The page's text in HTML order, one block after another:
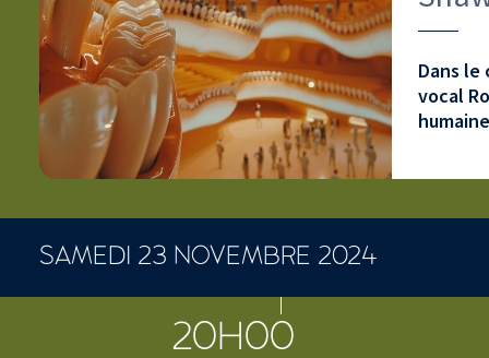
Dans le
vocal
SAMEDI 23 NOVEMBRE 2024
20H00